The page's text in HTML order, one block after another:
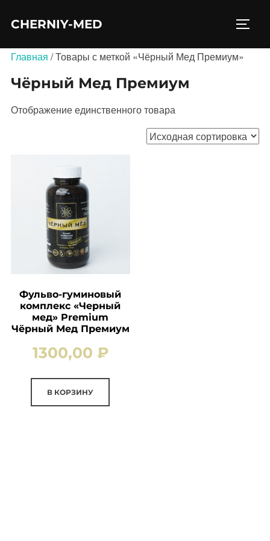
CHERNIY-MED
Главная / Товары с меткой «Чёрный Мед Премиум»
Чёрный Мед Премиум
Отображение единственного товара
Фульво-гуминовый
комплекс «Черный
мед» Premium
Чёрный Мед Премиум
1300,00 ₽
В КОРЗИНУ